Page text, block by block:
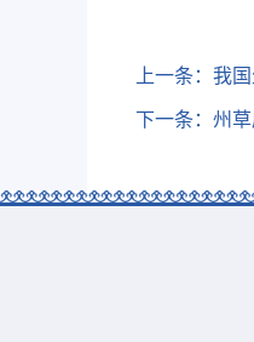
上一条： 我
下一条： 州